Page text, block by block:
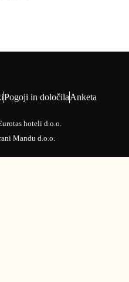
Pogoji in določilaAnketa
hoteli d.o.o.
Mandu d.o.o.